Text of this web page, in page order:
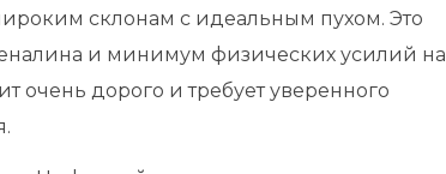
склонам с идеальным пухом. Это
и минимум физических усилий на
очень дорого и требует уверенного